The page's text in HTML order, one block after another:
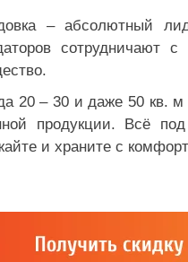
– абсолютный
сотрудничают
20 – 30 и даже 50 кв. м
продукции. Всё
и храните с